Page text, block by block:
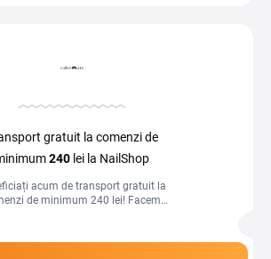
gratuit la comenzi de
240 lei la NailShop
acum de transport gratuit la
de minimum 240 lei! Facem
costurile de livrare!